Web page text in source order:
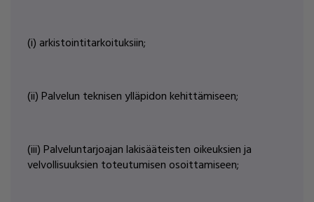
(i) arkistointitarkoituksiin;
(ii) Palvelun teknisen ylläpidon kehittämiseen;
(iii) Palveluntarjoajan lakisääteisten oikeuksien ja
velvollisuuksien toteutumisen osoittamiseen;